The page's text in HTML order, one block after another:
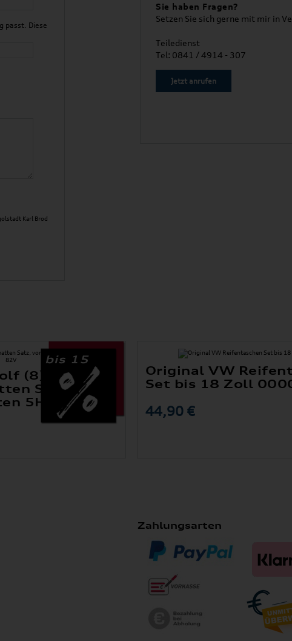
passt. Diese
Karl Brod
Sie haben Fragen?
Setzen Sie sich gerne mit mir in
Teiledienst
Tel: 0841 / 4914 - 307
Jetzt anrufen
bis 15
(8)
Satz,
5H1061500
Original VW
Set bis 18 Zoll
44,90 €
Zahlungsarten